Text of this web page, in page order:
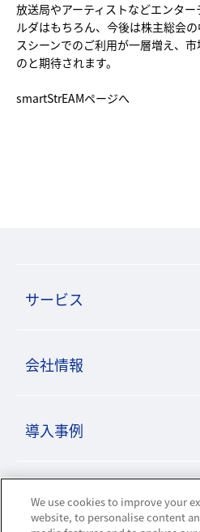
放送局やアーティストなどエンタ
ルダはもちろん、今後は株主総会
スシーンでのご利用が一層増え、
のと期待されます。
smartStrEAMページへ
サービス
会社情報
導入事例
ビジネスパートナーサイト
We use cookies to improve your
website, to personalise content